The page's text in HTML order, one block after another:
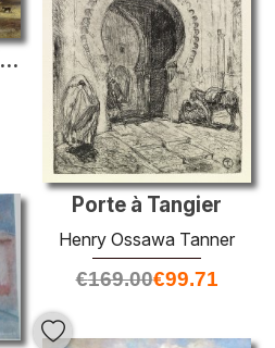
Springer Cornelis figure dans une rue à Delft
Porte à Tangier
Henry Ossawa Tanner
€169.00€99.71